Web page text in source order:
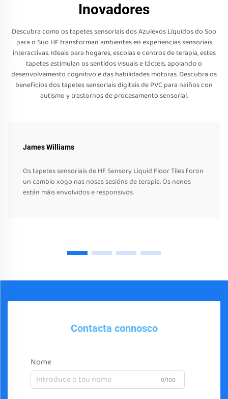
Inovadores
Descubra como os tapetes sensoriais dos Azulexos Líquidos do Soo
para o Suo HF transforman ambientes en experiencias sensoriais
interactivas. Ideais para hogares, escolas e centros de terapia, estes
tapetes estimulan os sentidos visuais e tácteis, apoiando o
desenvolvemento cognitivo e das habilidades motoras. Descubra os
beneficios dos tapetes sensoriais digitais de PVC para naiños con
autismo y trastornos de procesamento sensorial.
James Williams
Os tapetes sensoriais de HF Sensory Liquid Floor Tiles foron
un cambio xogo nas nosas sesións de terapia. Os nenos
están máis envolvidos e responsivos.
Contacta connosco
Nome
0/100